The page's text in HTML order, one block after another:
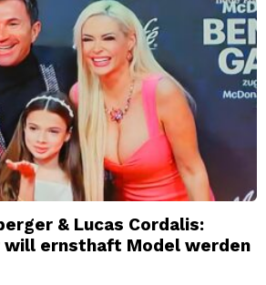
& Lucas Cordalis:
will ernsthaft Model werden